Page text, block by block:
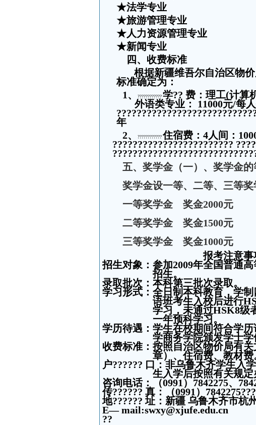
★法学专业
★旅游管理专业
★人力资源管理专业
★新闻专业
四、收费标准
根据新疆维吾尔自治区物
标准确定为：
1、
???????????? 学?? 费：理工(计算
外语类专业：
11000元/每
年
2、
????????????住宿费： 4人间：
????????????????????????
五、奖学金（一）、奖学金的
奖学金设一等、二等、三等奖
一等奖学金 奖金2000元
二等奖学金 奖金1500元
三等奖学金 奖金1000元
报考注意事
招生对象 ：参加2009年全国普通
招生。
录取批次： 本科第三批次录取。
学习形式：全日制本科教育，学
语班考生入校后进行
学习，未通过HSK8级
一年预科学习。
学历待遇 ：学生在校期间符合学
学商务学院颁发学士学
收费标准：按照自治区物价局有
章）、住宿费、教材费
户?????? 口 ：非乌鲁木齐学生入
生入学后按照有关规定
咨询电话：（0991 ） 7842275、
传?????? 真：（0991 ） 7842275
地??????址：新疆 乌鲁木齐市杭
E—mail:swxy@xjufe.edu.cn
??